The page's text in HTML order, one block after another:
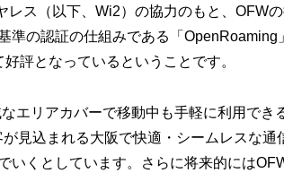
レス（以下、Wi2）の協力のもと、OFW
準の認証の仕組みである「OpenRoaming
評となっているということです。
エリアカバーで移動中も手軽に利用でき
見込まれる大阪で快適・シームレスな通
いくとしています。さらに将来的には